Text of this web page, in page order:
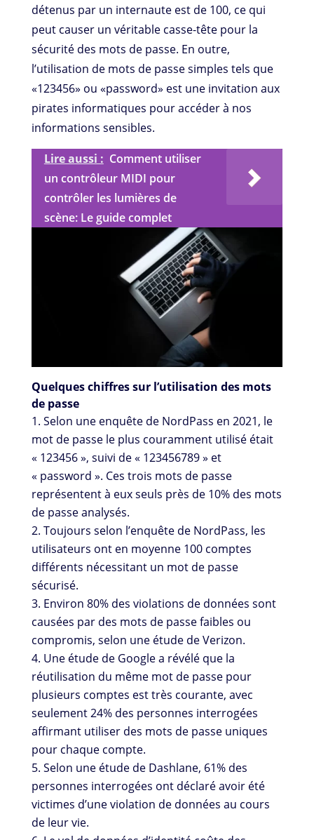
détenus par un internaute est de 100, ce qui
peut causer un véritable casse-tête pour la
sécurité des mots de passe. En outre,
l’utilisation de mots de passe simples tels que
«123456» ou «password» est une invitation aux
pirates informatiques pour accéder à nos
informations sensibles.
Lire aussi : Comment utiliser
un contrôleur MIDI pour
contrôler les lumières de
scène: Le guide complet
Quelques chiffres sur l’utilisation des mots
de passe
Selon une enquête de NordPass en 2021, le
mot de passe le plus couramment utilisé était
« 123456 », suivi de « 123456789 » et
« password ». Ces trois mots de passe
représentent à eux seuls près de 10% des mots
de passe analysés.
Toujours selon l’enquête de NordPass, les
utilisateurs ont en moyenne 100 comptes
différents nécessitant un mot de passe
sécurisé.
Environ 80% des violations de données sont
causées par des mots de passe faibles ou
compromis, selon une étude de Verizon.
Une étude de Google a révélé que la
réutilisation du même mot de passe pour
plusieurs comptes est très courante, avec
seulement 24% des personnes interrogées
affirmant utiliser des mots de passe uniques
pour chaque compte.
Selon une étude de Dashlane, 61% des
personnes interrogées ont déclaré avoir été
victimes d’une violation de données au cours
de leur vie.